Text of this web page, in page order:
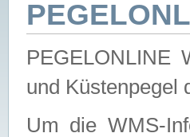
PEGELONLINE
und Küstenpegel
Um die WMS-